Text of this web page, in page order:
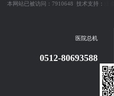
本网站已被访问：7910648 技术支持：
医院总机
0512-80693588